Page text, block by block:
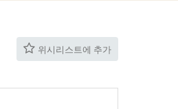
위시리스트에 추가